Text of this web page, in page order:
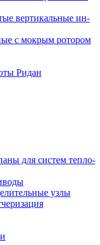
вертикальные ин-
с мокрым ротором
Ридан
для систем тепло-
узлы